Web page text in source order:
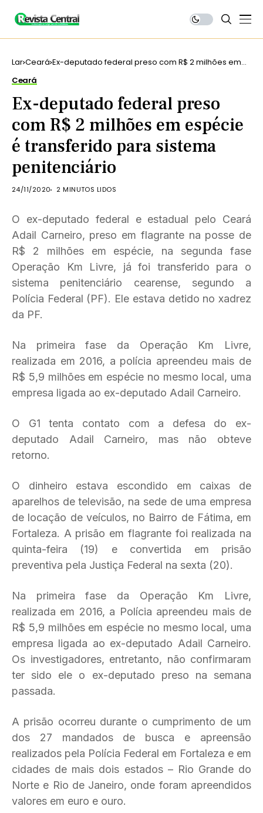
Lar Ceará Ex-deputado federal preso com R$ 2 milhões em
Ceará
Ex-deputado federal preso
com R$ 2 milhões em espécie
é transferido para sistema
penitenciário
24/11/2020 2 MINUTOS LIDOS
O ex-deputado federal e estadual pelo Ceará
Adail Carneiro, preso em flagrante na posse de
R$ 2 milhões em espécie, na segunda fase
Operação Km Livre, já foi transferido para o
sistema penitenciário cearense, segundo a
Polícia Federal (PF). Ele estava detido no xadrez
da PF.
Na primeira fase da Operação Km Livre,
realizada em 2016, a polícia apreendeu mais de
R$ 5,9 milhões em espécie no mesmo local, uma
empresa ligada ao ex-deputado Adail Carneiro.
O G1 tenta contato com a defesa do ex-
deputado Adail Carneiro, mas não obteve
retorno.
O dinheiro estava escondido em caixas de
aparelhos de televisão, na sede de uma empresa
de locação de veículos, no Bairro de Fátima, em
Fortaleza. A prisão em flagrante foi realizada na
quinta-feira (19) e convertida em prisão
preventiva pela Justiça Federal na sexta (20).
Na primeira fase da Operação Km Livre,
realizada em 2016, a Polícia apreendeu mais de
R$ 5,9 milhões em espécie no mesmo local, uma
empresa ligada ao ex-deputado Adail Carneiro.
Os investigadores, entretanto, não confirmaram
ter sido ele o ex-deputado preso na semana
passada.
A prisão ocorreu durante o cumprimento de um
dos 27 mandados de busca e apreensão
realizados pela Polícia Federal em Fortaleza e em
cidades de mais dois estados – Rio Grande do
Norte e Rio de Janeiro, onde foram apreendidos
valores em euro e ouro.